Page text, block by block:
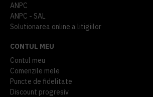
ANPC
ANPC - SAL
Solutionarea online a litigiilor
CONTUL MEU
Contul meu
Comenzile mele
Puncte de fidelitate
Discount progresiv